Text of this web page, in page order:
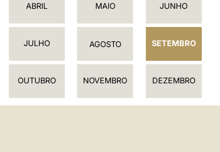
D
R
ABRIL MAIO JUNHO
JULHO AGOSTO SETEMBRO
OUTUBRO NOVEMBRO DEZEMBRO